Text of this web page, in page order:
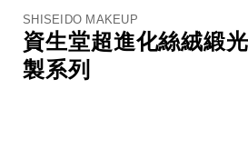
國
際
櫃
SHISEIDO MAKEUP
資生堂超進化絲絨緞
製系列